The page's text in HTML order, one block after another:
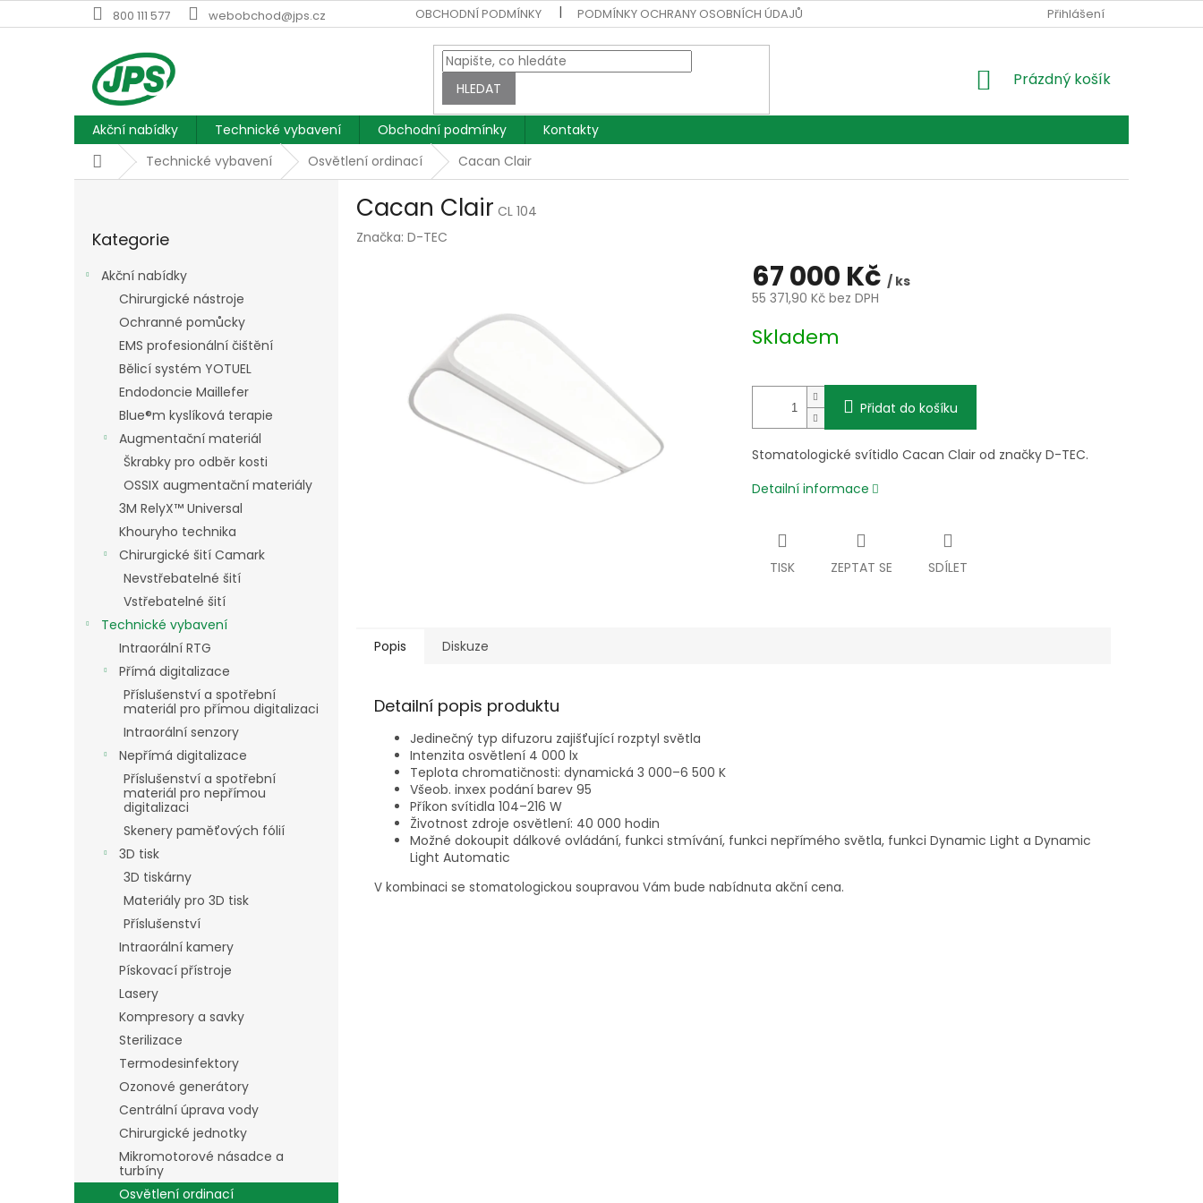
na
800 111 577 webobchod@jps.cz OBCHODNÍ PODMÍNKY PODMÍNKY OCHRANY OSOBNÍCH ÚDAJŮ Přihlášení
HLEDAT
NÁKUPNÍ
Prázdný košík
Akční nabídky Technické vybavení Obchodní podmínky
Kontakty
DomůTechnické vybavení Osvětlení ordinací Cacan Clair
kategorie
Kategorie
Akční nabídky
Chirurgické nástroje
Ochranné pomůcky
EMS profesionální čištění
Bělicí systém YOTUEL
Endodoncie Maillefer
Blue®m kyslíková terapie
Augmentační materiál
Škrabky pro odběr kosti
OSSIX augmentační materiály
3M RelyX™ Universal
Khouryho technika
Chirurgické šití Camark
Nevstřebatelné šití
Vstřebatelné šití
Technické vybavení
Intraorální RTG
Přímá digitalizace
Příslušenství a spotřební
materiál pro přímou digitalizaci
Intraorální senzory
Nepřímá digitalizace
Příslušenství a spotřební
materiál pro nepřímou
digitalizaci
Skenery paměťových fólií
3D tisk
3D tiskárny
Materiály pro 3D tisk
Příslušenství
Intraorální kamery
Pískovací přístroje
Lasery
Kompresory a savky
Sterilizace
Termodesinfektory
Ozonové generátory
Centrální úprava vody
Chirurgické jednotky
Mikromotorové násadce a
turbíny
Osvětlení ordinací
Cacan Clair CL 104
Značka: D-TEC
67 000 Kč / ks
55 371,90 Kč bez DPH
cena:
Skladem
Přidat do košíku
Stomatologické svítidlo Cacan Clair od značky D-TEC.
Detailní informace
TISK ZEPTAT SE SDÍLET
Popis Diskuze
Detailní popis produktu
Jedinečný typ difuzoru zajišťující rozptyl světla
Intenzita osvětlení 4 000 lx
Teplota chromatičnosti: dynamická 3 000–6 500 K
Všeob. inxex podání barev 95
Příkon svítidla 104–216 W
Životnost zdroje osvětlení: 40 000 hodin
Možné dokoupit dálkové ovládání, funkci stmívání, funkci nepřímého světla, funkci Dynamic Light a Dynamic
Light Automatic
V kombinaci se stomatologickou soupravou Vám bude nabídnuta akční cena.